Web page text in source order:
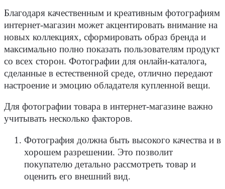
Благодаря качественным и креативным фотографиям
интернет-магазин может акцентировать внимание на
новых коллекциях, сформировать образ бренда и
максимально полно показать пользователям продукт
со всех сторон. Фотографии для онлайн-каталога,
сделанные в естественной среде, отлично передают
настроение и эмоцию обладателя купленной вещи.
Для фотографии товара в интернет-магазине важно
учитывать несколько факторов.
Фотография должна быть высокого качества и в
хорошем разрешении. Это позволит
покупателю детально рассмотреть товар и
оценить его внешний вид.